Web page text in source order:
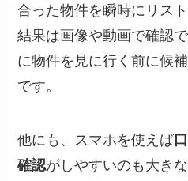
合った物件を瞬時にリス
結果は画像や動画で確認
に物件を見に行く前に候
です。
他にも、スマホを使えば
確認がしやすいのも大き